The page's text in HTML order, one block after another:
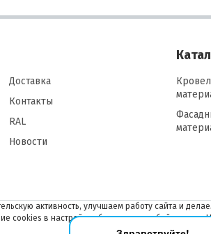
Доставка
Контакты
RAL
Новости
активность, улучшаем работу сайта и
cookies в настройках браузера в любой момент.